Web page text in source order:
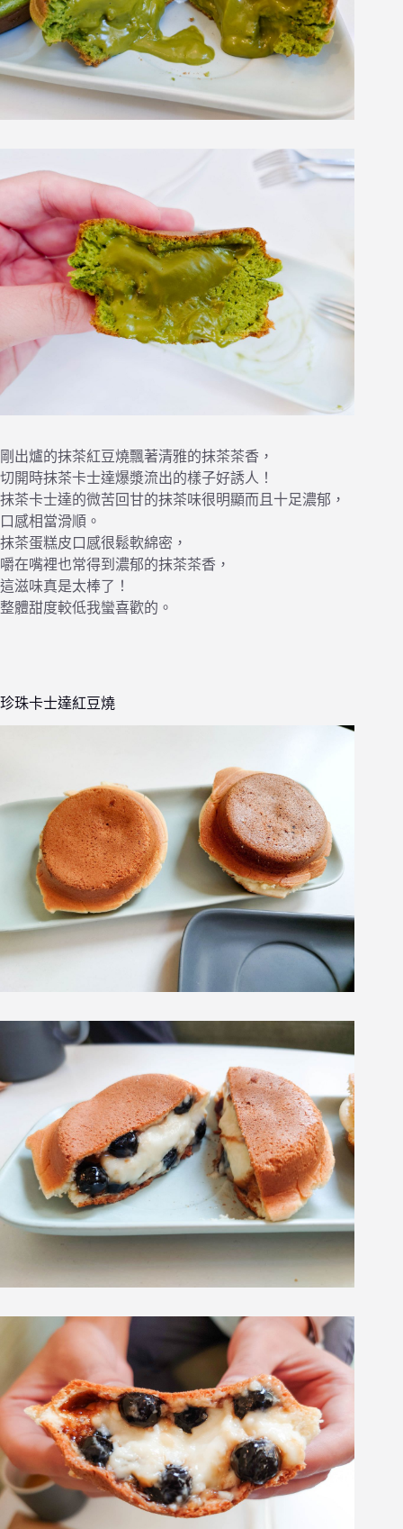
剛出爐的抹茶紅豆燒飄著清雅的抹茶茶香，
切開時抹茶卡士達爆漿流出的樣子好誘人！
抹茶卡士達的微苦回甘的抹茶味很明顯而且十足濃郁，
口感相當滑順。
抹茶蛋糕皮口感很鬆軟綿密，
嚼在嘴裡也常得到濃郁的抹茶茶香，
這滋味真是太棒了！
整體甜度較低我蠻喜歡的。
珍珠卡士達紅豆燒